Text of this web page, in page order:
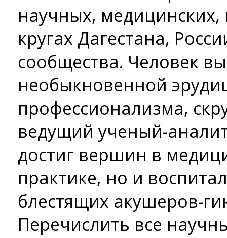
научных,
кругах Дагестана,
сообщества. Человек
необыкновенной
профессионализма,
ведущий ученый-
достиг вершин в
практике, но и
блестящих акушеров-
Перечислить все